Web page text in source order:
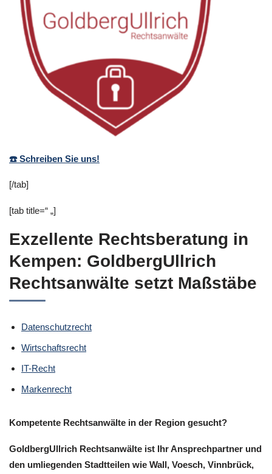
☎️ Schreiben Sie uns!
[/tab]
[tab title=“ „]
Exzellente Rechtsberatung in
Kempen: GoldbergUllrich
Rechtsanwälte setzt Maßstäbe
Datenschutzrecht
Wirtschaftsrecht
IT-Recht
Markenrecht
Kompetente Rechtsanwälte in der Region gesucht?
GoldbergUllrich Rechtsanwälte ist Ihr Ansprechpartner und
den umliegenden Stadtteilen wie Wall, Voesch, Vinnbrück,